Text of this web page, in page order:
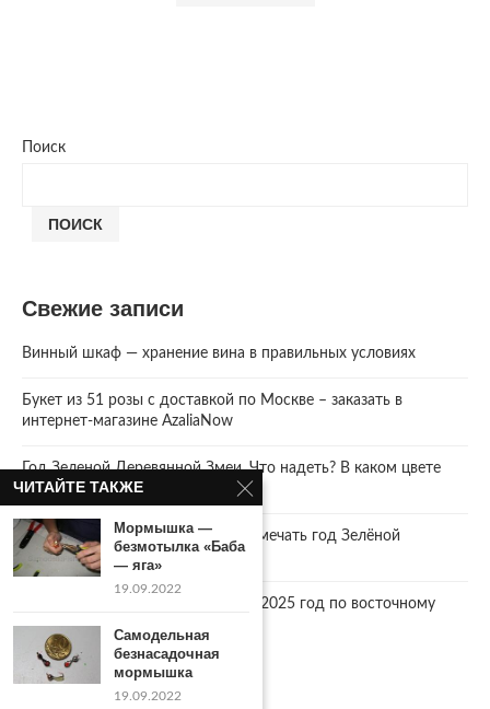
Поиск
ПОИСК
Свежие записи
Винный шкаф — хранение вина в правильных условиях
Букет из 51 розы с доставкой по Москве – заказать в
интернет-магазине AzaliaNow
Год Зеленой Деревянной Змеи. Что надеть? В каком цвете
встречать 2025 Новый год.
2025 год. Где и как правильно отмечать год Зелёной
Деревянной Змеи
Что год грядущий нам готовит… 2025 год по восточному
календарю.
ЧИТАЙТЕ ТАКЖЕ
Мормышка —
безмотылка «Баба
— яга»
19.09.2022
Самодельная
безнасадочная
мормышка
19.09.2022